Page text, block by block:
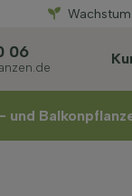
06
und